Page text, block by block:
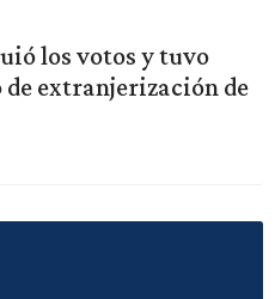
los votos y tuvo
extranjerización de